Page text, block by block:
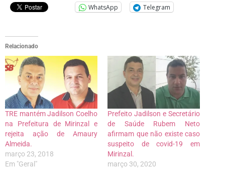
WhatsApp Telegram
Relacionado
TRE mantém Jadilson Coelho
na Prefeitura de Mirinzal e
rejeita ação de Amaury
Almeida.
março 23, 2018
Em "Geral"
Prefeito Jadilson e Secretário
de Saúde Rubem Neto
afirmam que não existe caso
suspeito de covid-19 em
Mirinzal.
março 30, 2020